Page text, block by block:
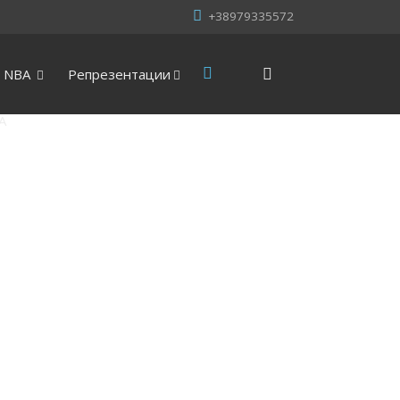
+38979335572
NBA Репрезентации